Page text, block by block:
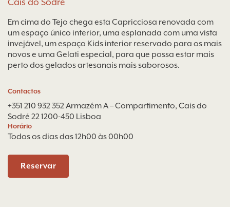
Cais do Sodré
Em cima do Tejo chega esta Capricciosa renovada com
um espaço único interior, uma esplanada com uma vista
invejável, um espaço Kids interior reservado para os mais
novos e uma Gelati especial, para que possa estar mais
perto dos gelados artesanais mais saborosos.
Contactos
+351 210 932 352Armazém A – Compartimento, Cais do
Sodré 22 1200-450 Lisboa
Horário
Todos os dias das 12h00 às 00h00
Reservar